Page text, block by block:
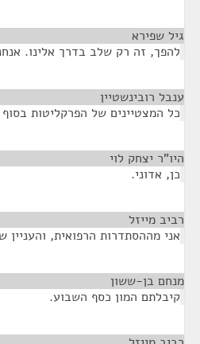
גיל שפירא
להפך, זה רק שלב בדרך אלינו.
ענבל רובינשטיין
כל המצטיינים של הפרקליטות בסוף
היו"ר יצחק לוי
כן, אדוני.
רביב מייזל
אני מההסתדרות הרפואית,
מנחם בן-ששון
קיבלתם המון כסף השבוע.